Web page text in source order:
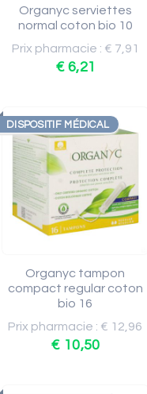
Organyc serviettes
normal coton bio 10
Prix pharmacie : € 7,91
€ 6,21
DISPOSITIF MÉDICAL
Organyc tampon
compact regular coton
bio 16
Prix pharmacie : € 12,96
€ 10,50